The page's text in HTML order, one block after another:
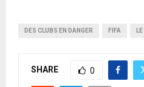
DES CLUBS EN DANGER FIFA
SHARE 0